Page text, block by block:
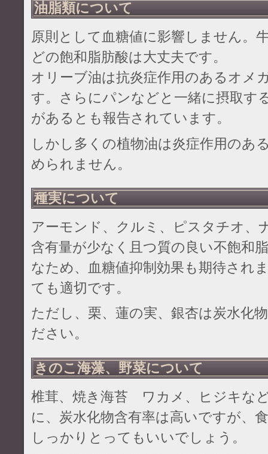
油脂類について
原則として血糖値に影響しません。
どの飽和脂肪酸は大丈夫です。
オリーブ油は抗炎症作用のあるオメ
す。さらにパンなどと一緒に摂取す
があるとも報告されています。
しかし多くの植物油は炎症作用のあ
められません。
種実について
アーモンド、クルミ、ピスタチオ、
含有量が少なく且つ質の良い不飽和
なため、血糖値抑制効果も期待され
ても適切です。
ただし、栗、蓮の実、銀杏は炭水化
ださい。
きのこ海藻、野菜について
椎茸、焼き海苔 ワカメ、ヒジキな
に、炭水化物含有率は高いですが、
しっかりとってもいいでしょう。